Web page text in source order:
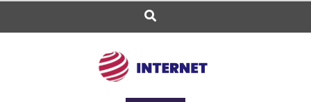
Skip
content